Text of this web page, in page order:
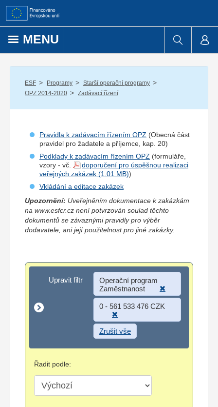
Přejít k obsahu
MENU
ESF / Programy / Starší operační programy /
OPZ 2014-2020 / Zadávací řízení
Pravidla k zadávacím řízením OPZ (Obecná část
pravidel pro žadatele a příjemce , kap. 20)
Podklady k zadávacím řízením OPZ (formuláře,
vzory - vč.
doporučení pro úspěšnou realizaci
veřejných zakázek
)
Vkládání a editace zakázek
Upozornění: Uveřejněním dokumentace k zakázkám
na www.esfcr.cz není potvrzován soulad těchto
dokumentů se závaznými pravidly pro výběr
dodavatele, ani její použitelnost pro jiné zakázky.
Upravit filtr
Upravit filtr
Operační program
Zaměstnanost
0 - 561 533 476 CZK
Zrušit vše
Řadit podle: